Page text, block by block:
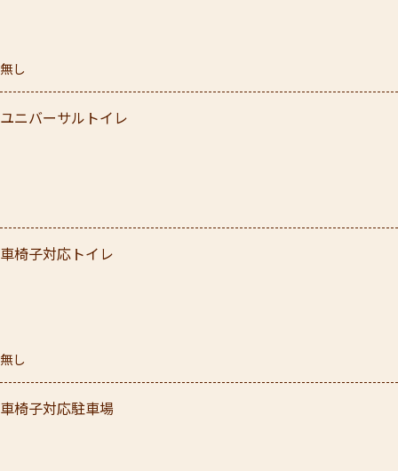
無し
ユニバーサルトイレ
車椅子対応トイレ
無し
車椅子対応駐車場